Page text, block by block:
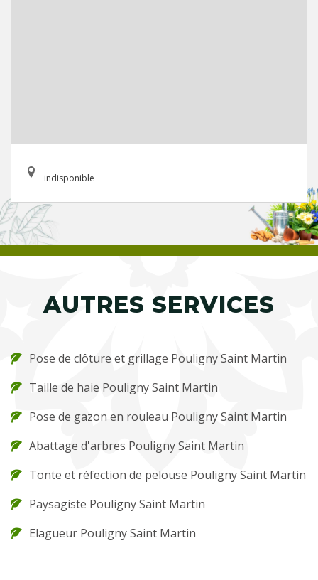
indisponible
AUTRES SERVICES
Pose de clôture et grillage Pouligny Saint Martin
Taille de haie Pouligny Saint Martin
Pose de gazon en rouleau Pouligny Saint Martin
Abattage d'arbres Pouligny Saint Martin
Tonte et réfection de pelouse Pouligny Saint Martin
Paysagiste Pouligny Saint Martin
Elagueur Pouligny Saint Martin